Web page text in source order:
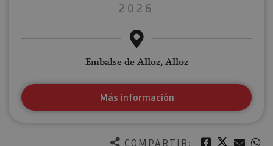
COMPARTIR: Facebook
Twitter
2026
Embalse de Alloz, Alloz
Más información